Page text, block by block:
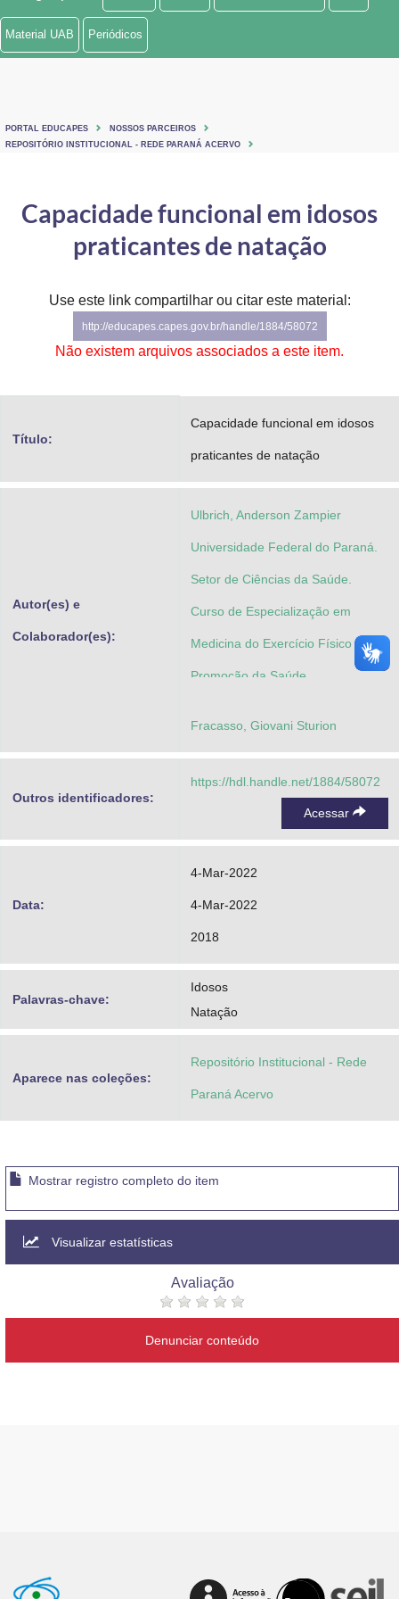
Ministério de Minas e Energia
Ministério do Turismo
Controladoria-Geral da União
Ministério da Mulher, da Família e dos Direitos Humanos
Secretaria-Geral
Material UAB Periódicos
PORTAL EDUCAPES
NOSSOS PARCEIROS
REPOSITÓRIO INSTITUCIONAL - REDE PARANÁ ACERVO
Capacidade funcional em idosos
praticantes de natação
Use este link compartilhar ou citar este material:
http://educapes.capes.gov.br/handle/1884/58072
Não existem arquivos associados a este item.
Título:
Capacidade funcional em idosos
praticantes de natação
Autor(es) e
Colaborador(es):
Ulbrich, Anderson Zampier
Universidade Federal do Paraná.
Setor de Ciências da Saúde.
Curso de Especialização em
Medicina do Exercício Físico na
Promoção da Saúde
Fracasso, Giovani Sturion
Outros identificadores:
https://hdl.handle.net/1884/58072
Acessar
Data:
4-Mar-2022
4-Mar-2022
2018
Palavras-chave:
Idosos
Natação
Aparece nas coleções:
Repositório Institucional - Rede
Paraná Acervo
Mostrar registro completo do item
Visualizar estatísticas
Avaliação
Denunciar conteúdo